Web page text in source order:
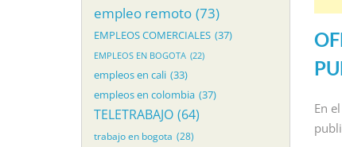
En
empleo remoto (73)
EMPLEOS COMERCIALES (37)
EMPLEOS EN BOGOTA (22)
empleos en cali (33)
empleos en colombia (37)
TELETRABAJO (64)
trabajo en bogota (28)